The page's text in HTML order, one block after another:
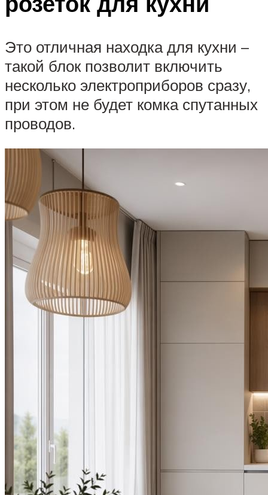
Это отличная находка для кухни –
такой блок позволит включить
несколько электроприборов сразу,
при этом не будет комка спутанных
проводов.